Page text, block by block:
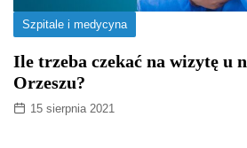
Szpitale i medycyna
Ile trzeba czekać na wizytę u
Orzeszu?
15 sierpnia 2021